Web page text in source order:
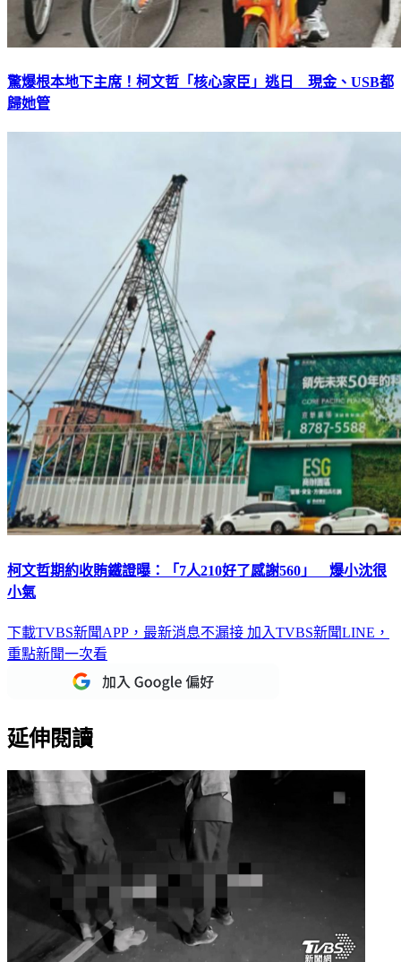
驚爆根本地下主席！柯文哲「核心家臣」逃日 現金、USB都
歸她管
柯文哲期約收賄鐵證曝：「7人210好了感謝560」 爆小沈很
小氣
下載TVBS新聞APP，最新消息不漏接 加入TVBS新聞LINE，
重點新聞一次看
延伸閱讀